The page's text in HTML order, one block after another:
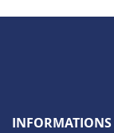
INFORMATIONS